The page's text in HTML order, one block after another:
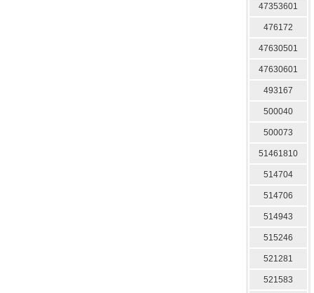
47353601
476172
47630501
47630601
493167
500040
500073
51461810
514704
514706
514943
515246
521281
521583